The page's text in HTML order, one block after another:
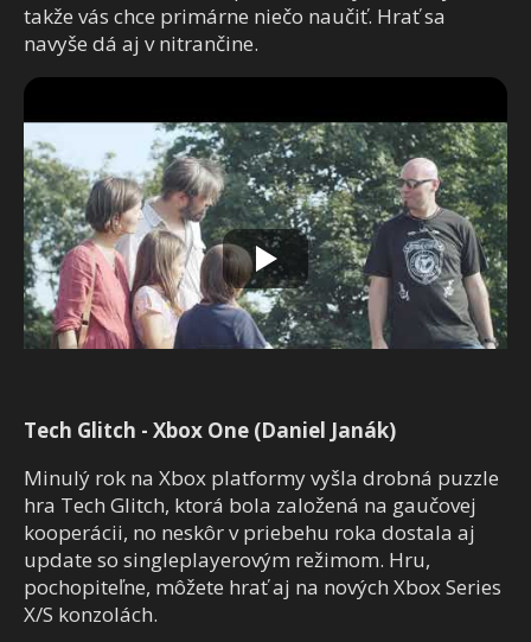
takže vás chce primárne niečo naučiť. Hrať sa
navyše dá aj v nitrančine.
Tech Glitch - Xbox One (Daniel Janák)
Minulý rok na Xbox platformy vyšla drobná puzzle
hra Tech Glitch, ktorá bola založená na gaučovej
kooperácii, no neskôr v priebehu roka dostala aj
update so singleplayerovým režimom. Hru,
pochopiteľne, môžete hrať aj na nových Xbox Series
X/S konzolách.